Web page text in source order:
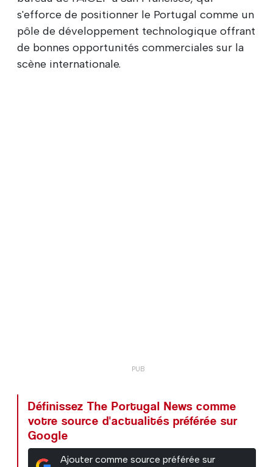
s'efforce de positionner le Portugal comme un
pôle de développement technologique offrant
de bonnes opportunités commerciales sur la
scène internationale.
Définissez The Portugal News comme
votre source d'actualités préférée sur
Google
Ajouter comme source préférée sur